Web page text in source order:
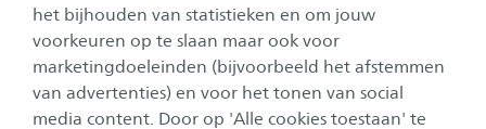
het bijhouden van statistieken en om jouw
voorkeuren op te slaan maar ook voor
marketingdoeleinden (bijvoorbeeld het afstemmen
van advertenties) en voor het tonen van social
media content. Door op 'Alle cookies toestaan' te
tonen
Organisatie
Van student Fashion & Textile
Technologies naar trainee bij